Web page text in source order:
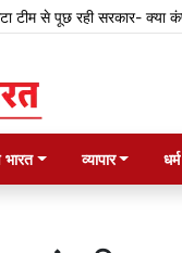
से पूछ रही सरकार- क्या
भारत व्यापार